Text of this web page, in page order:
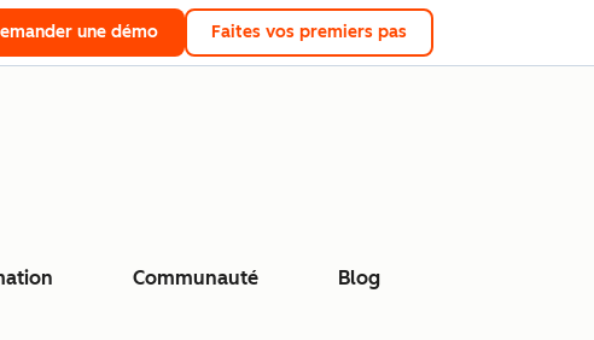
une démo Faites vos premiers pas
Communauté Blog